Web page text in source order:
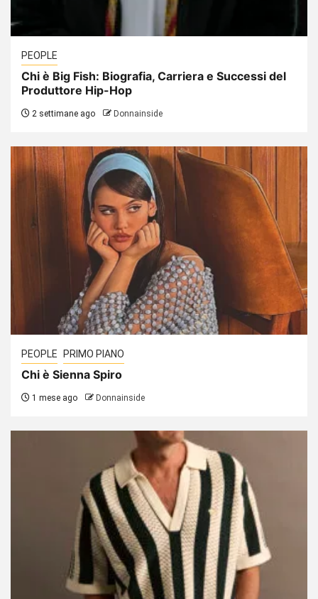
PEOPLE
Chi è Big Fish: Biografia, Carriera e Successi del
Produttore Hip-Hop
2 settimane ago Donnainside
PEOPLE PRIMO PIANO
Chi è Sienna Spiro
1 mese ago Donnainside